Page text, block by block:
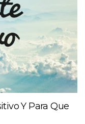
Y Para Que